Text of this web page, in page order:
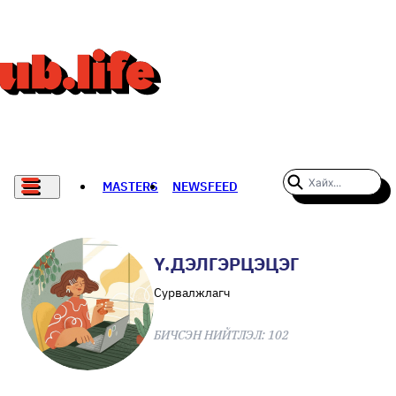
MASTERS NEWSFEED
ХӨЛБӨМБӨГ
THE NEW YORK TIMES
НАДАД НЭГ САНАЛ БАЙНА
Ү.ДЭЛГЭРЦЭЦЭГ
Сурвалжлагч
БИЧСЭН НИЙТЛЭЛ:102